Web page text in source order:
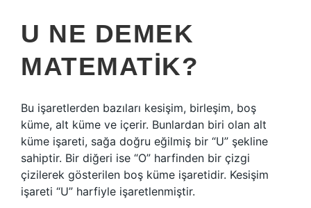
U NE DEMEK
MATEMATIK?
Bu işaretlerden bazıları kesişim, birleşim, boş
küme, alt küme ve içerir. Bunlardan biri olan alt
küme işareti, sağa doğru eğilmiş bir “U” şekline
sahiptir. Bir diğeri ise “O” harfinden bir çizgi
çizilerek gösterilen boş küme işaretidir. Kesişim
işareti “U” harfiyle işaretlenmiştir.